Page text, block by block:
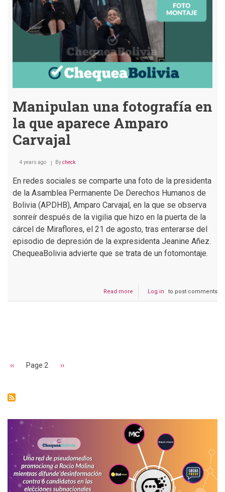
“The
Omicron
Variant”
un
fotomontaje
Manipulan una fotografía en
la que aparece Amparo
Carvajal
4 years ago Bycheck
En redes sociales se comparte una foto de la presidenta
de la Asamblea Permanente De Derechos Humanos de
Bolivia (APDHB), Amparo Carvajal, en la que se observa
sonreír después de la vigilia que hizo en la puerta de la
cárcel de Miraflores, el 21 de agosto, tras enterarse del
episodio de depresión de la expresidenta Jeanine Añez.
ChequeaBolivia advierte que se trata de un fotomontaje.
Read more
Manipulan
Log in to post comments
Previous
‹‹ Page 2
Next
››